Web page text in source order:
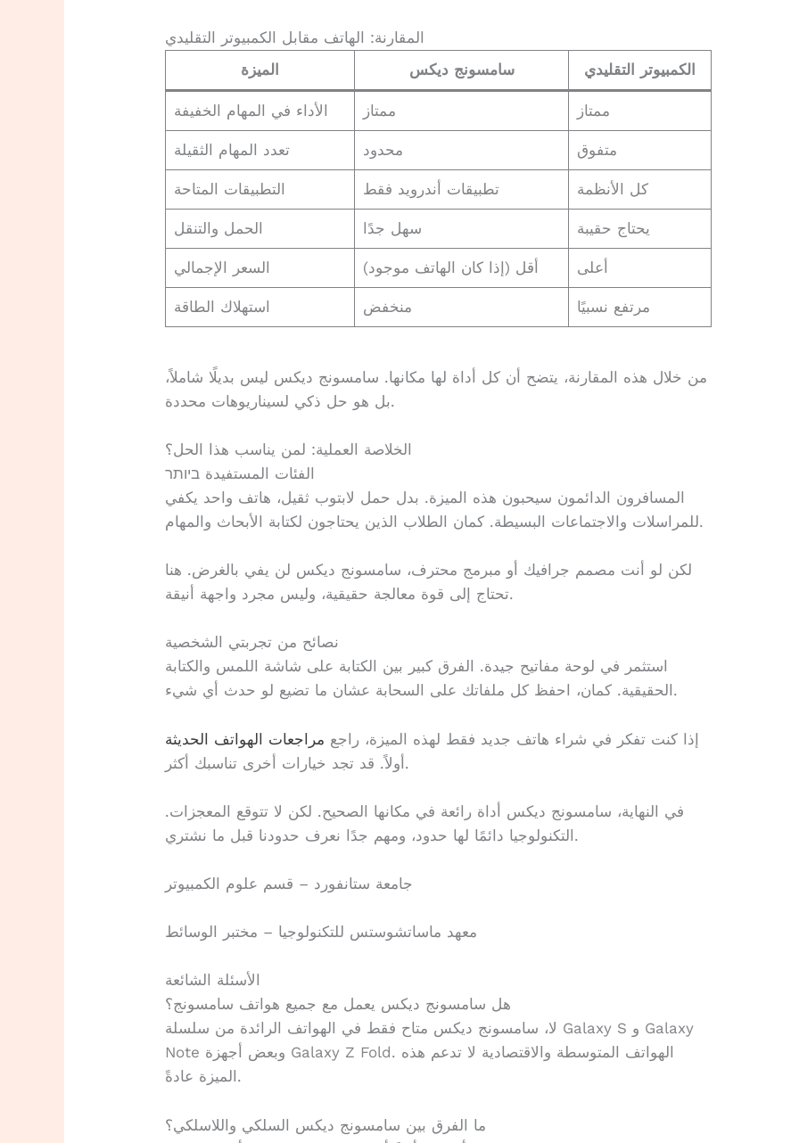
المقارنة: الهاتف مقابل الكمبيوتر التقليدي
الميزة
سامسونج ديكس الكمبيوتر التقليدي
الأداء في المهام الخفيفة ممتاز ممتاز
تعدد المهام الثقيلة محدود متفوق
التطبيقات المتاحة تطبيقات أندرويد فقط كل الأنظمة
الحمل والتنقل سهل جدًا يحتاج حقيبة
السعر الإجمالي أقل (إذا كان الهاتف موجود) أعلى
استهلاك الطاقة منخفض مرتفع نسبيًا
من خلال هذه المقارنة، يتضح أن كل أداة لها مكانها. سامسونج ديكس ليس بديلًا شاملاً،
بل هو حل ذكي لسيناريوهات محددة.
الخلاصة العملية: لمن يناسب هذا الحل؟
الفئات المستفيدة ביותר
المسافرون الدائمون سيحبون هذه الميزة. بدل حمل لابتوب ثقيل، هاتف واحد يكفي
للمراسلات والاجتماعات البسيطة. كمان الطلاب الذين يحتاجون لكتابة الأبحاث والمهام.
لكن لو أنت مصمم جرافيك أو مبرمج محترف، سامسونج ديكس لن يفي بالغرض. هنا
تحتاج إلى قوة معالجة حقيقية، وليس مجرد واجهة أنيقة.
نصائح من تجربتي الشخصية
استثمر في لوحة مفاتيح جيدة. الفرق كبير بين الكتابة على شاشة اللمس والكتابة
الحقيقية. كمان، احفظ كل ملفاتك على السحابة عشان ما تضيع لو حدث أي شيء.
إذا كنت تفكر في شراء هاتف جديد فقط لهذه الميزة، راجع مراجعات الهواتف الحديثة
أولاً. قد تجد خيارات أخرى تناسبك أكثر.
في النهاية، سامسونج ديكس أداة رائعة في مكانها الصحيح. لكن لا تتوقع المعجزات.
التكنولوجيا دائمًا لها حدود، ومهم جدًا نعرف حدودنا قبل ما نشتري.
جامعة ستانفورد – قسم علوم الكمبيوتر
معهد ماساتشوستس للتكنولوجيا – مختبر الوسائط
الأسئلة الشائعة
هل سامسونج ديكس يعمل مع جميع هواتف سامسونج؟
لا، سامسونج ديكس متاح فقط في الهواتف الرائدة من سلسلة Galaxy S و Galaxy
Note وبعض أجهزة Galaxy Z Fold. الهواتف المتوسطة والاقتصادية لا تدعم هذه
الميزة عادةً.
ما الفرق بين سامسونج ديكس السلكي واللاسلكي؟